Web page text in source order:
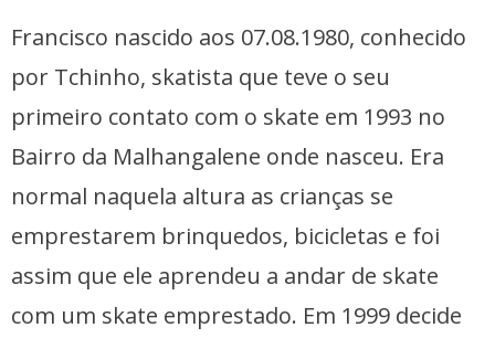
Francisco nascido aos 07.08.1980, conhecido
por Tchinho, skatista que teve o seu
primeiro contato com o skate em 1993 no
Bairro da Malhangalene onde nasceu. Era
normal naquela altura as crianças se
emprestarem brinquedos, bicicletas e foi
assim que ele aprendeu a andar de skate
com um skate emprestado. Em 1999 decide